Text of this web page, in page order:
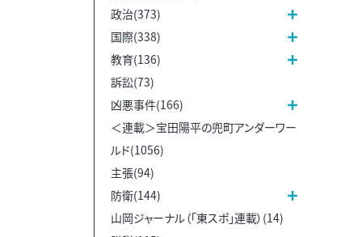
政治(373)
国際(338)
教育(136)
訴訟(73)
凶悪事件(166)
＜連載＞宝田陽平の兜町アンダーワー
ルド(1056)
主張(94)
防衛(144)
山岡ジャーナル（「東スポ」連載）(14)